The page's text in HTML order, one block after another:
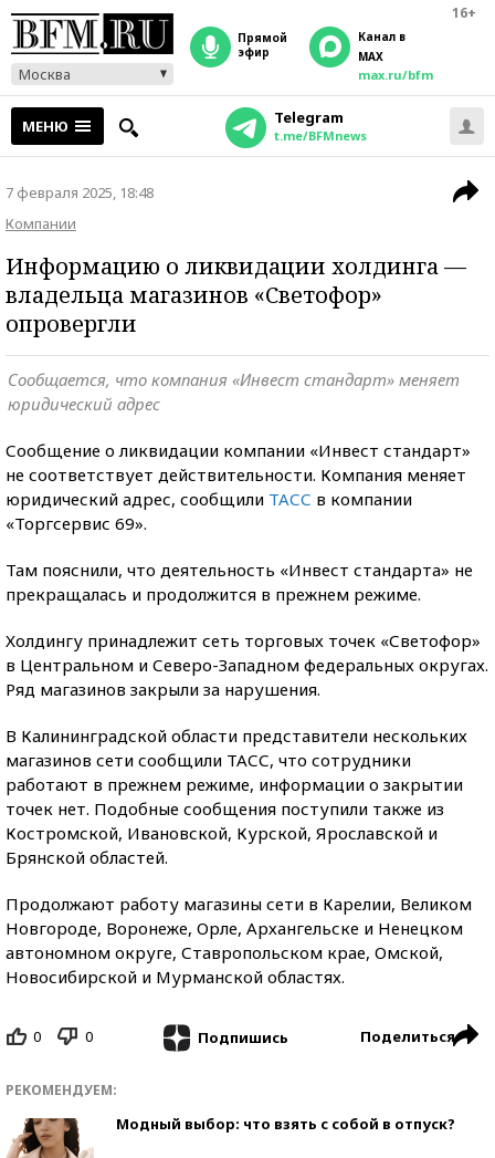
16+
Москва
прямой
эфир
Канал в
MAX
max.ru/bfm
МЕНЮ Telegram
t.me/BFMnews
7 февраля 2025, 18:48
Компании
Информацию о ликвидации холдинга —
владельца магазинов «Светофор»
опровергли
Сообщается, что компания «Инвест стандарт» меняет
юридический адрес
Сообщение о ликвидации компании «Инвест стандарт»
не соответствует действительности. Компания меняет
юридический адрес, сообщили ТАСС в компании
«Торгсервис 69».
Там пояснили, что деятельность «Инвест стандарта» не
прекращалась и продолжится в прежнем режиме.
Холдингу принадлежит сеть торговых точек «Светофор»
в Центральном и Северо-Западном федеральных округах.
Ряд магазинов закрыли за нарушения.
В Калининградской области представители нескольких
магазинов сети сообщили ТАСС, что сотрудники
работают в прежнем режиме, информации о закрытии
точек нет. Подобные сообщения поступили также из
Костромской, Ивановской, Курской, Ярославской и
Брянской областей.
Продолжают работу магазины сети в Карелии, Великом
Новгороде, Воронеже, Орле, Архангельске и Ненецком
автономном округе, Ставропольском крае, Омской,
Новосибирской и Мурманской областях.
0 0 Подпишись Поделиться
РЕКОМЕНДУЕМ:
Модный выбор: что взять с собой в отпуск?